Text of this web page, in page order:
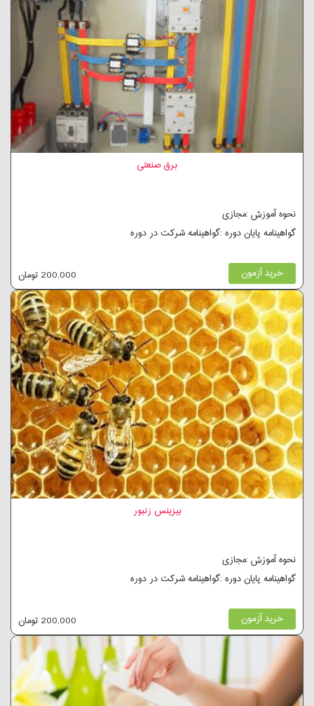
برق صنعتی
نحوه آموزش :مجازی
گواهینامه پایان دوره :گواهینامه شرکت در دوره
خرید آزمون 200,000 تومان
بیزینس زنبور
نحوه آموزش :مجازی
گواهینامه پایان دوره :گواهینامه شرکت در دوره
خرید آزمون 200,000 تومان